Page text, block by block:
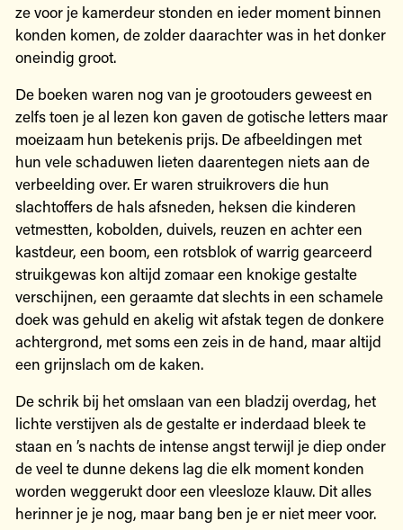
ze voor je kamerdeur stonden en ieder moment binnen
konden komen, de zolder daarachter was in het donker
oneindig groot.
De boeken waren nog van je grootouders geweest en
zelfs toen je al lezen kon gaven de gotische letters maar
moeizaam hun betekenis prijs. De afbeeldingen met
hun vele schaduwen lieten daarentegen niets aan de
verbeelding over. Er waren struikrovers die hun
slachtoffers de hals afsneden, heksen die kinderen
vetmestten, kobolden, duivels, reuzen en achter een
kastdeur, een boom, een rotsblok of warrig gearceerd
struikgewas kon altijd zomaar een knokige gestalte
verschijnen, een geraamte dat slechts in een schamele
doek was gehuld en akelig wit afstak tegen de donkere
achtergrond, met soms een zeis in de hand, maar altijd
een grijnslach om de kaken.
De schrik bij het omslaan van een bladzij overdag, het
lichte verstijven als de gestalte er inderdaad bleek te
staan en ’s nachts de intense angst terwijl je diep onder
de veel te dunne dekens lag die elk moment konden
worden weggerukt door een vleesloze klauw. Dit alles
herinner je je nog, maar bang ben je er niet meer voor.